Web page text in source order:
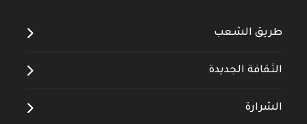
طريق الشعب
الثقافة الجديدة
الشرارة